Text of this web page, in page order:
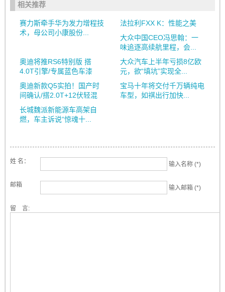
相关推荐
赛力斯牵手华为发力增程技
术，母公司小康股份...
法拉利FXX K：性能之美
大众中国CEO冯思翰：一
味追逐高续航里程，会...
奥迪将推RS6特别版 搭
4.0T引擎/专属蓝色车漆
大众汽车上半年亏损8亿欧
元，欲“填坑”实现全...
奥迪新款Q5实拍！国产时
间确认/搭2.0T+12伏轻混
宝马十年将交付千万辆纯电
车型，如祺出行加快...
长城魏派新能源车高架自
燃，车主诉说“惊魂十...
姓 名： 输入名称 (*)
邮箱 输入邮箱 (*)
留 言: